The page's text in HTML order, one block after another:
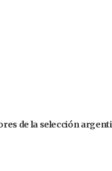
de la selección